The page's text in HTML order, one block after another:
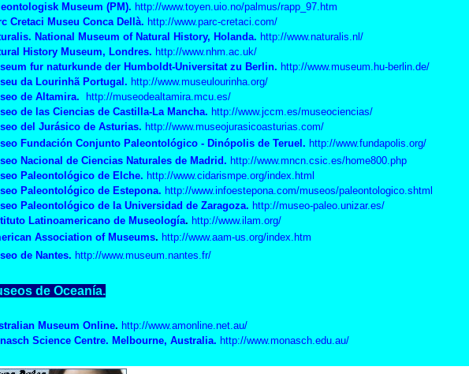
Museum (PM). http://www.toyen.uio.no/palmus/rapp_97.htm
Cretaci Museu Conca Dellà. http://www.parc-cretaci.com/
National Museum of Natural History, Holanda. http://www.naturalis.nl/
History Museum, Londres. http://www.nhm.ac.uk/
fur naturkunde der Humboldt-Universitat zu Berlin. http://www.museum.hu-berlin.de/
da Lourinhã Portugal. http://www.museulourinha.org/
de Altamira.
http://museodealtamira.mcu.es/
de las Ciencias de Castilla-La Mancha. http://www.jccm.es/museociencias/
del Jurásico de Asturias. http://www.museojurasicoasturias.com/
Fundación Conjunto Paleontológico - Dinópolis de Teruel. http://www.fundapolis.org/
Nacional de Ciencias Naturales de Madrid. http://www.mncn.csic.es/home800.php
Paleontológico de Elche. http://www.cidarismpe.org/index.html
Paleontológico de Estepona. http://www.infoestepona.com/museos/paleontologico.shtml
Paleontológico de la Universidad de Zaragoza. http://museo-paleo.unizar.es/
Latinoamericano de Museología. http://www.ilam.org/
Association of Museums. http://www.aam-us.org/index.htm
de Nantes. http://www.museum.nantes.fr/
de Oceanía.
Museum Online. http://www.amonline.net.au/
Science Centre. Melbourne, Australia. http://www.monasch.edu.au/